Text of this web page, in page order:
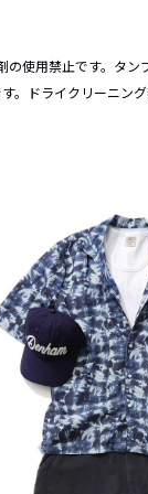
使用禁止です。タン
。ドライクリーニン